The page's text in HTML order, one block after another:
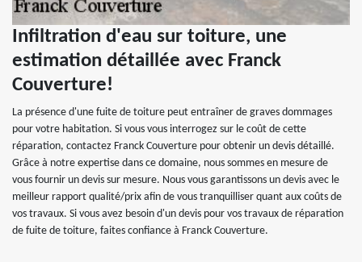
Infiltration d'eau sur toiture, une
estimation détaillée avec Franck
Couverture!
La présence d'une fuite de toiture peut entraîner de graves dommages
pour votre habitation. Si vous vous interrogez sur le coût de cette
réparation, contactez Franck Couverture pour obtenir un devis détaillé.
Grâce à notre expertise dans ce domaine, nous sommes en mesure de
vous fournir un devis sur mesure. Nous vous garantissons un devis avec le
meilleur rapport qualité/prix afin de vous tranquilliser quant aux coûts de
vos travaux. Si vous avez besoin d'un devis pour vos travaux de réparation
de fuite de toiture, faites confiance à Franck Couverture.